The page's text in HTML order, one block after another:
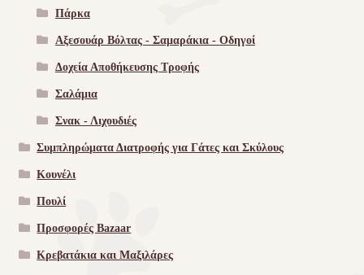
Πάρκα
Αξεσουάρ Βόλτας - Σαμαράκια - Οδηγοί
Δοχεία Αποθήκευσης Τροφής
Σαλάμια
Σνακ - Λιχουδιές
Συμπληρώματα Διατροφής για Γάτες και Σκύλους
Κουνέλι
Πουλί
Προσφορές Bazaar
Κρεβατάκια και Μαξιλάρες